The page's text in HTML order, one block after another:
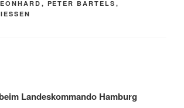
, PETER BARTELS ,
Landeskommando Hamburg